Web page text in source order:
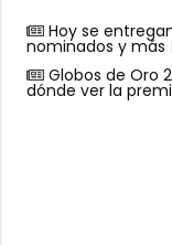
Hoy se
nominados y más
Globos de Oro
dónde ver la